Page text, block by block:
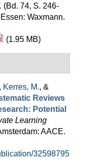
(Bd. 74, S. 246-
Waxmann.
(1.95 MB)
, Kerres, M., &
Reviews
Potential
Learning
AACE.
32598795